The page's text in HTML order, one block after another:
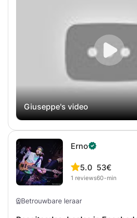
toonladders, arpeggio's en
Improvisatie - van blad lezen -
Giuseppe's video
Erno
5.0
1 reviews
53€
60-min
Betrouwbare leraar